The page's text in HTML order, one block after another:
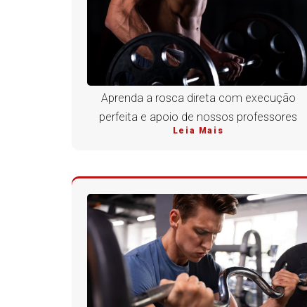
Aprenda a rosca direta com execução
perfeita e apoio de nossos professores
Leia Mais